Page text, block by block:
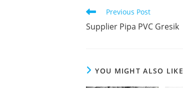
Previous Post
Supplier Pipa PVC Gresik
YOU MIGHT ALSO LIKE